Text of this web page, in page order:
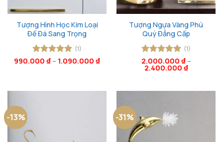
Tượng Hình Học Kim Loại
Đế Đá Sang Trọng
Được xếp
(1)
990.000 ₫ – 1.090.000 ₫
Tượng Ngựa Vàng Phú
Quý Đẳng Cấp
Được xếp
hạng55
(1)
2.000.000 ₫–
2.400.000 ₫
-13% -31%